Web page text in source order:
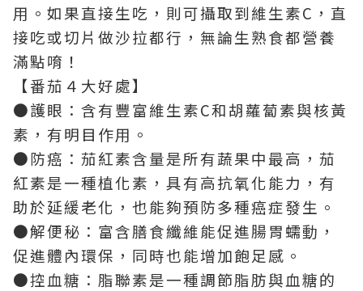
用。如果直接生吃，則可攝取到維生素C，直
接吃或切片做沙拉都行，無論生熟食都營養
滿點唷！
【番茄４大好處】
●護眼：含有豐富維生素C和胡蘿蔔素與核黃
素，有明目作用。
●防癌：茄紅素含量是所有蔬果中最高，茄
紅素是一種植化素，具有高抗氧化能力，有
助於延緩老化，也能夠預防多種癌症發生。
●解便秘：富含膳食纖維能促進腸胃蠕動，
促進體內環保，同時也能增加飽足感。
●控血糖：脂聯素是一種調節脂肪與血糖的